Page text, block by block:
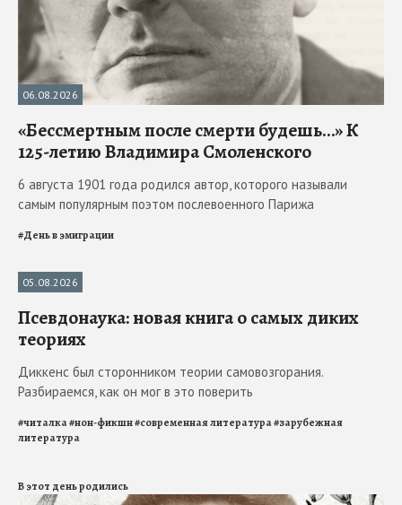
06.08.2026
«Бессмертным после смерти будешь…» К
125-летию Владимира Смоленского
6 августа 1901 года родился автор, которого называли
самым популярным поэтом послевоенного Парижа
#День в эмиграции
Читалка
05.08.2026
Псевдонаука: новая книга о самых диких
теориях
Диккенс был сторонником теории самовозгорания.
Разбираемся, как он мог в это поверить
#читалка#нон-фикшн#современная литература#зарубежная
литература
В этот день родились